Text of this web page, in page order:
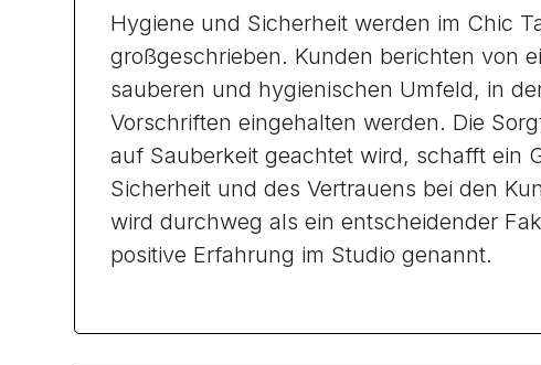
Hygiene und Sicherheit werden im Chic
großgeschrieben. Kunden berichten von
sauberen und hygienischen Umfeld, in
Vorschriften eingehalten werden. Die
auf Sauberkeit geachtet wird, schafft ein
Sicherheit und des Vertrauens bei den
wird durchweg als ein entscheidender
positive Erfahrung im Studio genannt.